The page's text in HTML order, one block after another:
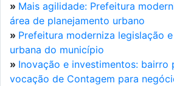
» Mais agilidade: Prefeitura
área de planejamento urbano
» Prefeitura moderniza legislação
urbana do município
» Inovação e investimentos: bairro
vocação de Contagem para